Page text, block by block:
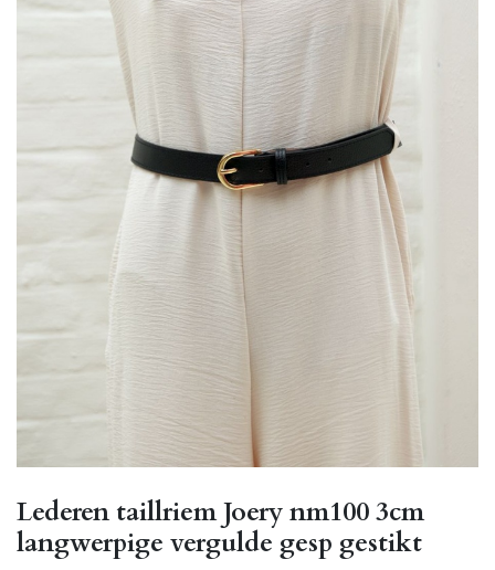
Lederen taillriem Joery nm100 3cm
langwerpige vergulde gesp gestikt